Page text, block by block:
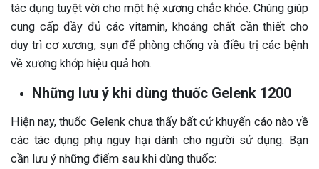
tác dụng tuyệt vời cho một hệ xương chắc khỏe. Chúng giúp
cung cấp đầy đủ các vitamin, khoáng chất cần thiết cho
duy trì cơ xương, sụn để phòng chống và điều trị các bệnh
về xương khớp hiệu quả hơn.
Những lưu ý khi dùng thuốc Gelenk 1200
Hiện nay, thuốc Gelenk chưa thấy bất cứ khuyến cáo nào về
các tác dụng phụ nguy hại dành cho người sử dụng. Bạn
cần lưu ý những điểm sau khi dùng thuốc: